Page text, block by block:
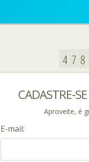
CADASTRE-
Aproveite, é
E-mail: